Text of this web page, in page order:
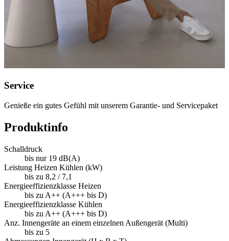
Service
Genieße ein gutes Gefühl mit unserem Garantie- und Servicepaket
Produktinfo
Schalldruck
bis nur 19 dB(A)
Leistung Heizen Kühlen (kW)
bis zu 8,2 / 7,1
Energieeffizienzklasse Heizen
bis zu A++ (A+++ bis D)
Energieeffizienzklasse Kühlen
bis zu A++ (A+++ bis D)
Anz. Innengeräte an einem einzelnen Außengerät (Multi)
bis zu 5